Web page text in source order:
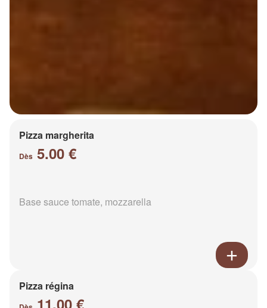
Pizza margherita
Dès 5.00 €
Base sauce tomate, mozzarella
Pizza régina
11.00 €